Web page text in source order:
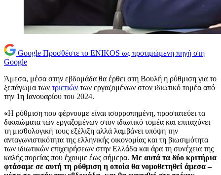
Google Προσθέστε το ENIKOS ως προτιμώμενη πηγή στη
Google
Άμεσα, μέσα στην εβδομάδα θα έρθει στη Βουλή η ρύθμιση για το
ξεπάγωμα των τριετιών των εργαζομένων στον ιδιωτικό τομέα από
την 1η Ιανουαρίου του 2024.
«Η ρύθμιση που φέρνουμε είναι ισορροπημένη, προστατεύει τα
δικαιώματα των εργαζομένων στον ιδιωτικό τομέα και επιταχύνει
τη μισθολογική τους εξέλιξη αλλά λαμβάνει υπόψη την
ανταγωνιστικότητα της ελληνικής οικονομίας και τη βιωσιμότητα
των ιδιωτικών επιχειρήσεων στην Ελλάδα και άρα τη συνέχεια της
καλής πορείας που έχουμε έως σήμερα. Με αυτά τα δύο κριτήρια
φτάσαμε σε αυτή τη ρύθμιση η οποία θα νομοθετηθεί άμεσα –